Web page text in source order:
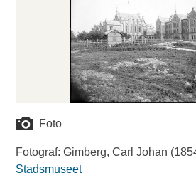
Foto
Fotograf: Gimberg, Carl Johan
Stadsmuseet